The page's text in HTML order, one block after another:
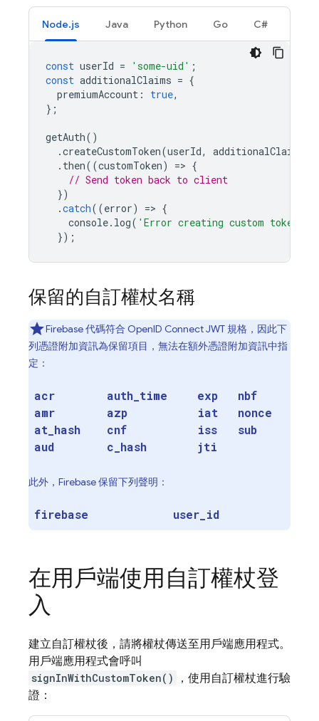
Node.js Java Python Go C#
const userId = 'some-uid' ;
const additionalClaims = {
premiumAccount : true,
};
getAuth()
.createCustomToken(userId, additionalClaims
. then((customToken) => {
// Send token back to client
})
.catch((error) => {
console. log( 'Error creating custom token:'
});
保留的自訂權杖名稱
Firebase 代碼符合 OpenID Connect JWT 規格，因此下
列憑證附加資訊為保留項目，無法在額外憑證附加資訊中指
定：
acr
amr
at hash
aud
auth time
azp
cnf
c hash
exp
iat
iss
jti
nbf
nonce
sub
此外，Firebase 保留下列聲明：
firebase user id
在用戶端使用自訂權杖登
入
建立自訂權杖後，請將權杖傳送至用戶端應用程式。
用戶端應用程式會呼叫
signInWithCustomToken()
，使用自訂權杖進行驗
證：